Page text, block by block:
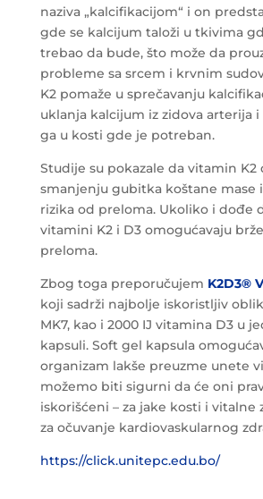
naziva „kalcifikacijom“ i on
gde se kalcijum taloži u tkivima
trebao da bude, što može da
probleme sa srcem i krvnim
K2 pomaže u sprečavanju
uklanja kalcijum iz zidova arterija
ga u kosti gde je potreban.
Studije su pokazale da vitamin K2
smanjenju gubitka koštane mase
rizika od preloma. Ukoliko i dođe
vitamini K2 i D3 omogućavaju
preloma.
Zbog toga preporučujem K2D3®
koji sadrži najbolje iskoristljiv
MK7, kao i 2000 IJ vitamina D3 u
kapsuli. Soft gel kapsula
organizam lakše preuzme unete
možemo biti sigurni da će oni
iskorišćeni – za jake kosti i vitalne
za očuvanje kardiovaskularnog
https://click.unitepc.edu.bo/